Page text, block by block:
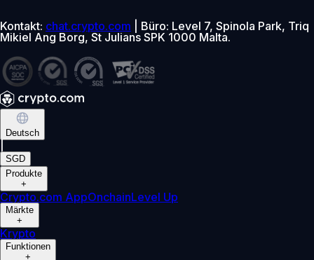
Kontakt: chat.crypto.com | Büro: Level 7, Spinola Park, Triq
Mikiel Ang Borg, St Julians SPK 1000 Malta.
Deutsch
SGD
Produkte
+
Crypto.com AppOnchainLevel Up
Märkte
+
Krypto
Funktionen
+